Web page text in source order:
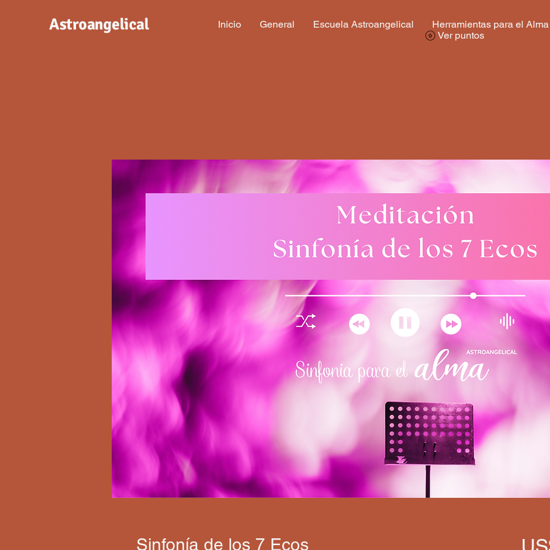
Astroangelical Inicio General Escuela Astroangelical
Herramientas para el Alma
Ver puntos
Sinfonía de los 7 Ecos